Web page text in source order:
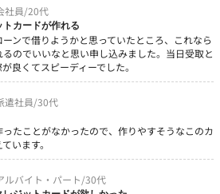
社員/20代
カードが作れる
ンで借りようかと思っていたところ、これなら
のでいいなと思い申し込みました。当日受取と
良くてスピーディーでした。
遣社員/30代
たことがなかったので、作りやすそうなこのカ
います。
ルバイト・パート/30代